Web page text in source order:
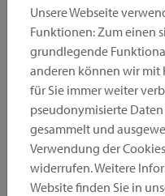
Produktkategorie
Montageposition
Befestigungssystem
Unsere Webseite
Funktionen: Zum einen
grundlegende
anderen können wir mit
für Sie immer weiter
pseudonymisierte
gesammelt und
Verwendung der
widerrufen. Weitere
Website finden Sie in